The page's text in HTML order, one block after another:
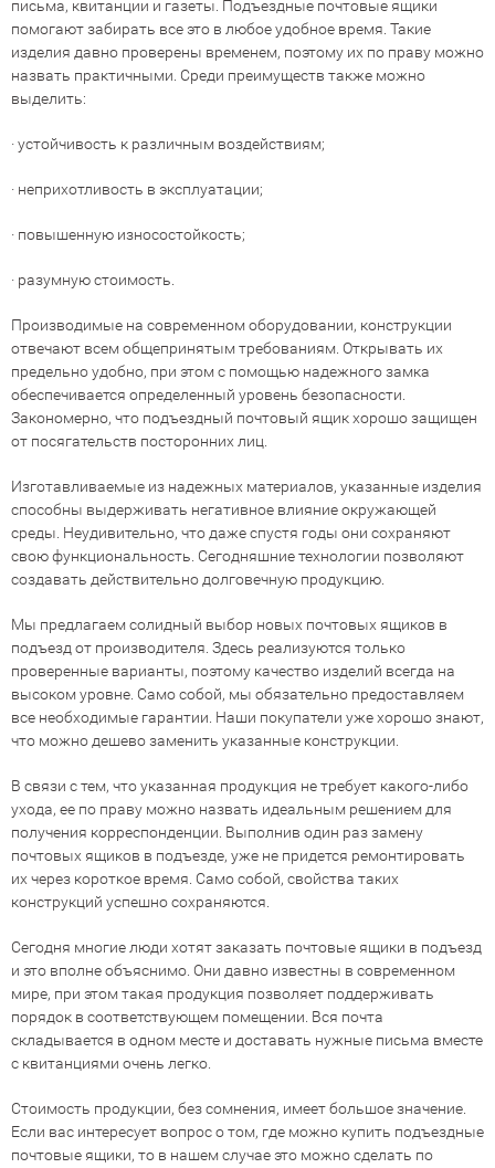
письма, квитанции и газеты. Подъездные почтовые ящики
помогают забирать все это в любое удобное время. Такие
изделия давно проверены временем, поэтому их по праву можно
назвать практичными. Среди преимуществ также можно
выделить:
· устойчивость к различным воздействиям;
· неприхотливость в эксплуатации;
· повышенную износостойкость;
· разумную стоимость.
Производимые на современном оборудовании, конструкции
отвечают всем общепринятым требованиям. Открывать их
предельно удобно, при этом с помощью надежного замка
обеспечивается определенный уровень безопасности.
Закономерно, что подъездный почтовый ящик хорошо защищен
от посягательств посторонних лиц.
Изготавливаемые из надежных материалов, указанные изделия
способны выдерживать негативное влияние окружающей
среды. Неудивительно, что даже спустя годы они сохраняют
свою функциональность. Сегодняшние технологии позволяют
создавать действительно долговечную продукцию.
Мы предлагаем солидный выбор новых почтовых ящиков в
подъезд от производителя. Здесь реализуются только
проверенные варианты, поэтому качество изделий всегда на
высоком уровне. Само собой, мы обязательно предоставляем
все необходимые гарантии. Наши покупатели уже хорошо знают,
что можно дешево заменить указанные конструкции.
В связи с тем, что указанная продукция не требует какого-либо
ухода, ее по праву можно назвать идеальным решением для
получения корреспонденции. Выполнив один раз замену
почтовых ящиков в подъезде, уже не придется ремонтировать
их через короткое время. Само собой, свойства таких
конструкций успешно сохраняются.
Сегодня многие люди хотят заказать почтовые ящики в подъезд
и это вполне объяснимо. Они давно известны в современном
мире, при этом такая продукция позволяет поддерживать
порядок в соответствующем помещении. Вся почта
складывается в одном месте и доставать нужные письма вместе
с квитанциями очень легко.
Стоимость продукции, без сомнения, имеет большое значение.
Если вас интересует вопрос о том, где можно купить подъездные
почтовые ящики, то в нашем случае это можно сделать по